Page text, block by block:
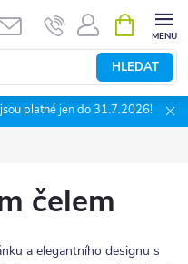
HLEDAT
NÁKUPNÍ
KOŠÍK
platné jen do 31.7.2026!
čelem
a elegantního designu s